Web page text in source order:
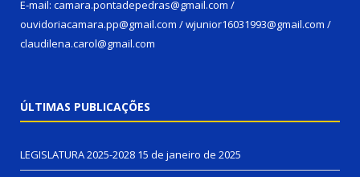
E-mail: camara.pontadepedras@gmail.com /
ouvidoriacamara.pp@gmail.com / wjunior16031993@gmail.com /
claudilena.carol@gmail.com
ÚLTIMAS PUBLICAÇÕES
LEGISLATURA 2025-2028 15 de janeiro de 2025